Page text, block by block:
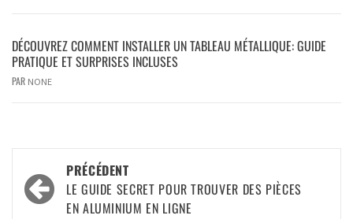
DÉCOUVREZ COMMENT INSTALLER UN TABLEAU MÉTALLIQUE: GUIDE
PRATIQUE ET SURPRISES INCLUSES
PAR NONE
PRÉCÉDENT
LE GUIDE SECRET POUR TROUVER DES PIÈCES
EN ALUMINIUM EN LIGNE